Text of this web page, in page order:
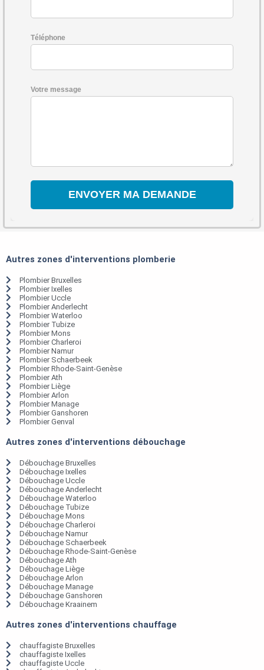
Téléphone
Votre message
Autres zones d'interventions plomberie
Plombier Bruxelles
Plombier Ixelles
Plombier Uccle
Plombier Anderlecht
Plombier Waterloo
Plombier Tubize
Plombier Mons
Plombier Charleroi
Plombier Namur
Plombier Schaerbeek
Plombier Rhode-Saint-Genèse
Plombier Ath
Plombier Liège
Plombier Arlon
Plombier Manage
Plombier Ganshoren
Plombier Genval
Autres zones d'interventions débouchage
Débouchage Bruxelles
Débouchage Ixelles
Débouchage Uccle
Débouchage Anderlecht
Débouchage Waterloo
Débouchage Tubize
Débouchage Mons
Débouchage Charleroi
Débouchage Namur
Débouchage Schaerbeek
Débouchage Rhode-Saint-Genèse
Débouchage Ath
Débouchage Liège
Débouchage Arlon
Débouchage Manage
Débouchage Ganshoren
Débouchage Kraainem
Autres zones d'interventions chauffage
chauffagiste Bruxelles
chauffagiste Ixelles
chauffagiste Uccle